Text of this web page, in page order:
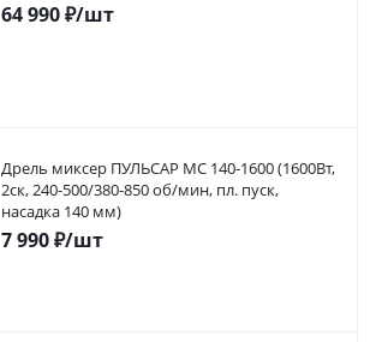
64 990₽/шт
Дрель миксер ПУЛЬСАР МС 140-1600 (1600Вт,
2ск, 240-500/380-850 об/мин, пл. пуск,
насадка 140 мм)
7 990₽/шт